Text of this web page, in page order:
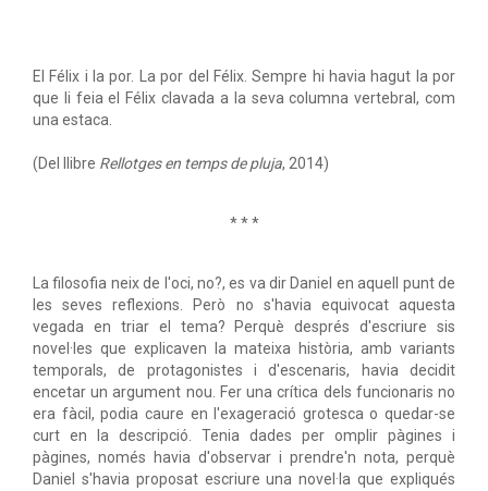
El Félix i la por. La por del Félix. Sempre hi havia hagut la por
que li feia el Félix clavada a la seva columna vertebral, com
una estaca.
(Del llibre Rellotges en temps de pluja, 2014)
* * *
La filosofia neix de l'oci, no?, es va dir Daniel en aquell punt de
les seves reflexions. Però no s'havia equivocat aquesta
vegada en triar el tema? Perquè després d'escriure sis
novel·les que explicaven la mateixa història, amb variants
temporals, de protagonistes i d'escenaris, havia decidit
encetar un argument nou. Fer una crítica dels funcionaris no
era fàcil, podia caure en l'exageració grotesca o quedar-se
curt en la descripció. Tenia dades per omplir pàgines i
pàgines, només havia d'observar i prendre'n nota, perquè
Daniel s'havia proposat escriure una novel·la que expliqués